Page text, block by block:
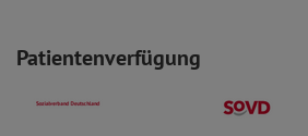
Patientenverfügung